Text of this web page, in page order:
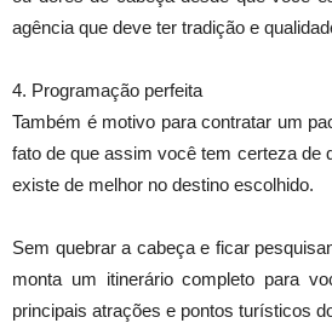
agência que deve ter tradição e
4. Programação perfeita
Também é motivo para contratar um
fato de que assim você tem certeza de
existe de melhor no destino escolhido.
Sem quebrar a cabeça e ficar
monta um itinerário completo para
principais atrações e pontos turísticos